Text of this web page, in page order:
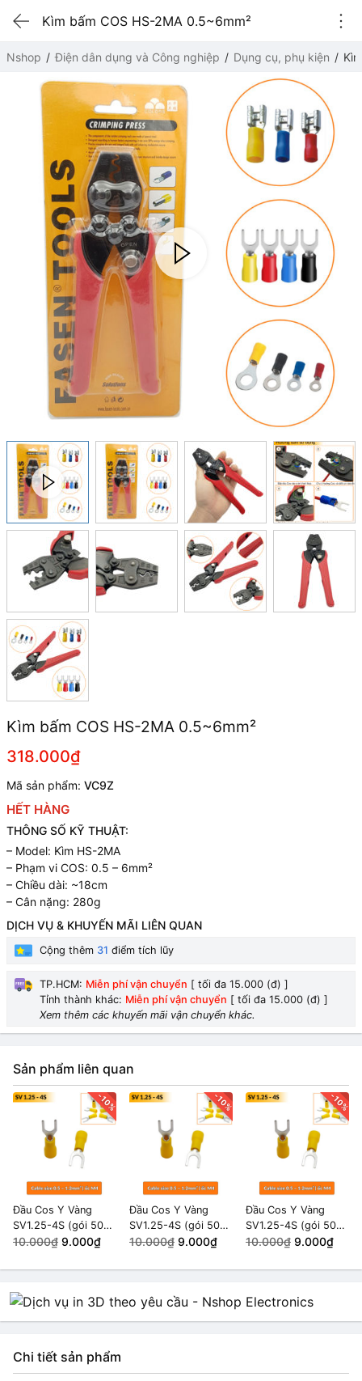
Kìm bấm COS HS-2MA 0.5~6mm²
Nshop Điện dân dụng và Công nghiệp Dụng cụ, phụ kiện
Kìm bấm COS HS-2MA 0.5~6mm²
318.000₫
Mã sản phẩm: VC9Z
HẾT HÀNG
THÔNG SỐ KỸ THUẬT:
– Model: Kìm HS-2MA
– Phạm vi COS: 0.5 – 6mm²
– Chiều dài: ~18cm
– Cân nặng: 280g
DỊCH VỤ & KHUYẾN MÃI LIÊN QUAN
Cộng thêm 31 điểm tích lũy
TP.HCM: Miễn phí vận chuyển [ tối đa 15.000 (đ) ]
Tỉnh thành khác: Miễn phí vận chuyển [ tối đa 15.000 (đ) ]
Xem thêm các khuyến mãi vận chuyển khác.
Sản phẩm liên quan
-10%
Đầu Cos Y Vàng
SV1.25-4S (gói 50
cái)
10.000₫ 9.000₫
-10%
Đầu Cos Y Vàng
SV1.25-4S (gói 50
cái)
10.000₫ 9.000₫
-10%
Đầu Cos Y Vàng
SV1.25-4S (gói 50
cái)
10.000₫ 9.000₫
Chi tiết sản phẩm